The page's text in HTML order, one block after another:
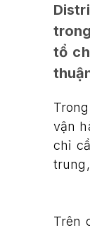
tổ
vận
chỉ
Trên